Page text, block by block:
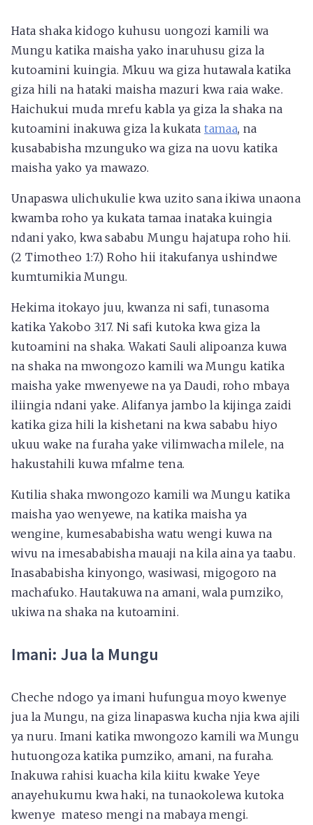
Hata shaka kidogo kuhusu uongozi kamili wa
Mungu katika maisha yako inaruhusu giza la
kutoamini kuingia. Mkuu wa giza hutawala katika
giza hili na hataki maisha mazuri kwa raia wake.
Haichukui muda mrefu kabla ya giza la shaka na
kutoamini inakuwa giza la kukatatamaa, na
kusababisha mzunguko wa giza na uovu katika
maisha yako ya mawazo.
Unapaswa ulichukulie kwa uzito sana ikiwa unaona
kwamba roho ya kukata tamaa inataka kuingia
ndani yako, kwa sababu Mungu hajatupa roho hii.
(2 Timotheo 1:7.) Roho hii itakufanya ushindwe
kumtumikia Mungu.
Hekima itokayo juu, kwanza ni safi, tunasoma
katika Yakobo 3:17. Ni safi kutoka kwa giza la
kutoamini na shaka. Wakati Sauli alipoanza kuwa
na shaka na mwongozo kamili wa Mungu katika
maisha yake mwenyewe na ya Daudi, roho mbaya
iliingia ndani yake. Alifanya jambo la kijinga zaidi
katika giza hili la kishetani na kwa sababu hiyo
ukuu wake na furaha yake vilimwacha milele, na
hakustahili kuwa mfalme tena.
Kutilia shaka mwongozo kamili wa Mungu katika
maisha yao wenyewe, na katika maisha ya
wengine, kumesababisha watu wengi kuwa na
wivu na imesababisha mauaji na kila aina ya taabu.
Inasababisha kinyongo, wasiwasi, migogoro na
machafuko. Hautakuwa na amani, wala pumziko,
ukiwa na shaka na kutoamini.
Imani: Jua la Mungu
Cheche ndogo ya imani hufungua moyo kwenye
jua la Mungu, na giza linapaswa kucha njia kwa ajili
ya nuru. Imani katika mwongozo kamili wa Mungu
hutuongoza katika pumziko, amani, na furaha.
Inakuwa rahisi kuacha kila kiitu kwake Yeye
anayehukumu kwa haki, na tunaokolewa kutoka
kwenye mateso mengi na mabaya mengi.